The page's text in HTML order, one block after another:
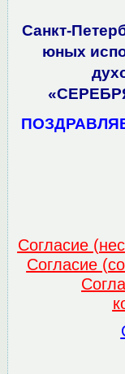
Санкт-
юных
Согласие
Согласие